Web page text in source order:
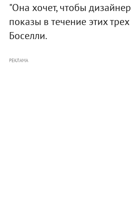
"Она хочет, чтобы
показы в течение этих
Боселли.
РЕКЛАМА